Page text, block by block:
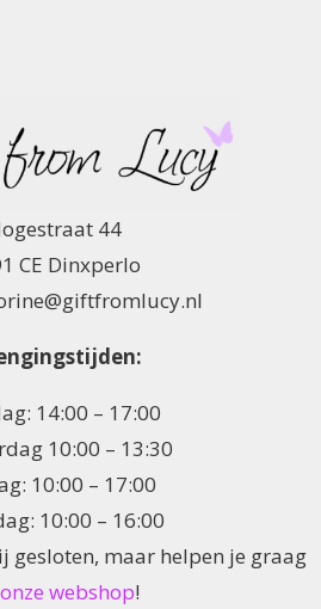
44
CE Dinxperlo
14:00 – 17:00
10:00 – 13:30
10:00 – 17:00
10:00 – 16:00
gesloten, maar helpen je graag
onze webshop!